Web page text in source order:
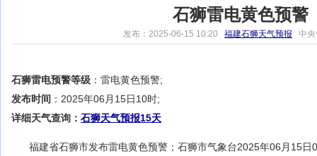
石狮雷电黄色预警
发布：2025-06-15 10:20 福建石狮天气预报 中央
石狮雷电预警等级 ：雷电黄色预警;
发布时间 ：2025年06月15日10时;
详细天气查询： 石狮天气预报15天
福建省石狮市发布雷电黄色预警；石狮市气象台2025年06月15